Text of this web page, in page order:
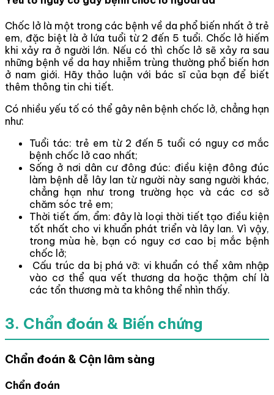
Chốc lở là một trong các bệnh về da phổ biến nhất ở trẻ
em, đặc biệt là ở lứa tuổi từ 2 đến 5 tuổi. Chốc lở hiếm
khi xảy ra ở người lớn. Nếu có thì chốc lở sẽ xảy ra sau
những bệnh về da hay nhiễm trùng thường phổ biến hơn
ở nam giới. Hãy thảo luận với bác sĩ của bạn để biết
thêm thông tin chi tiết.
Có nhiều yếu tố có thể gây nên bệnh chốc lở, chẳng hạn
như:
Tuổi tác: trẻ em từ 2 đến 5 tuổi có nguy cơ mắc
bệnh chốc lở cao nhất;
Sống ở nơi dân cư đông đúc: điều kiện đông đúc
làm bệnh dễ lây lan từ người này sang người khác,
chẳng hạn như trong trường học và các cơ sở
chăm sóc trẻ em;
Thời tiết ấm, ẩm: đây là loại thời tiết tạo điều kiện
tốt nhất cho vi khuẩn phát triển và lây lan. Vì vậy,
trong mùa hè, bạn có nguy cơ cao bị mắc bệnh
chốc lở;
Cấu trúc da bị phá vỡ: vi khuẩn có thể xâm nhập
vào cơ thể qua vết thương da hoặc thậm chí là
các tổn thương mà ta không thể nhìn thấy.
3. Chẩn đoán & Biến chứng
Chẩn đoán & Cận lâm sàng
Chẩn đoán